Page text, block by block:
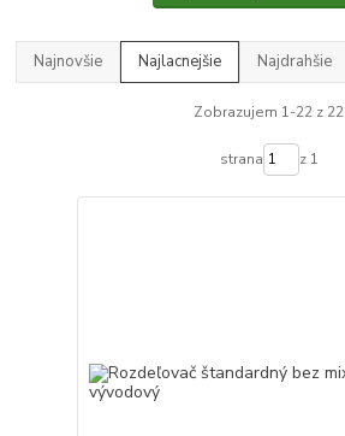
Najnovšie Najlacnejšie Najdrahšie
Zobrazujem 1-22 z 22
strana z 1